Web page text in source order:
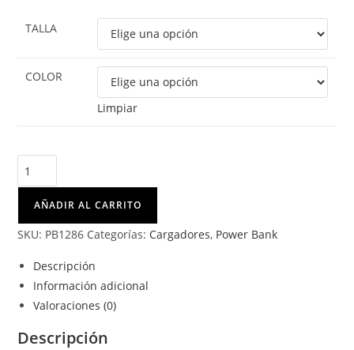
TALLA
COLOR
Limpiar
GUNDER
cantidad
AÑADIR AL CARRITO
SKU: PB1286 Categorías: Cargadores, Power Bank
Descripción
Información adicional
Valoraciones (0)
Descripción